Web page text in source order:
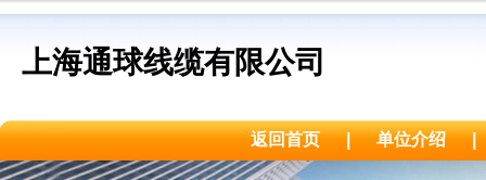
上海通球线缆有限公司
返回首页 | 单位介绍 |